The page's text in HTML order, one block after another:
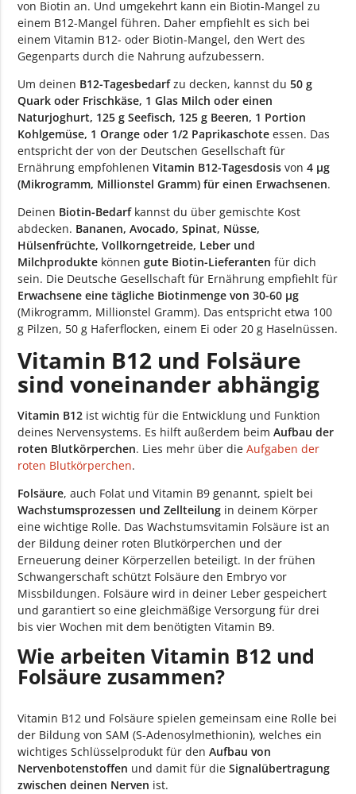
von Biotin an. Und umgekehrt kann ein Biotin-Mangel zu
einem B12-Mangel führen. Daher empfiehlt es sich bei
einem Vitamin B12- oder Biotin-Mangel, den Wert des
Gegenparts durch die Nahrung aufzubessern.
Um deinen B12-Tagesbedarfzu decken, kannst du50 g
Quark oder Frischkäse, 1 Glas Milch oder einen
Naturjoghurt, 125 g Seefisch, 125 g Beeren, 1 Portion
Kohlgemüse, 1 Orange oder 1/2 Paprikaschote essen. Das
entspricht der von der Deutschen Gesellschaft für
Ernährung empfohlenenVitamin B12-Tagesdosis von4 µg
(Mikrogramm, Millionstel Gramm) für einen Erwachsenen.
Deinen Biotin-Bedarfkannst du über gemischte Kost
abdecken. Bananen, Avocado, Spinat, Nüsse,
Hülsenfrüchte, Vollkorngetreide, Leber und
Milchprodukte könnengute Biotin-Lieferanten für dich
sein. Die Deutsche Gesellschaft für Ernährung empfiehlt für
Erwachsene eine tägliche Biotinmenge von 30-60 µg
(Mikrogramm, Millionstel Gramm). Das entspricht etwa 100
g Pilzen, 50 g Haferflocken, einem Ei oder 20 g Haselnüssen.
Vitamin B12 und Folsäure
sind voneinander abhängig
Vitamin B12 ist wichtig für die Entwicklung und Funktion
deines Nervensystems. Es hilft außerdem beimAufbau der
roten Blutkörperchen. Lies mehr über dieAufgaben der
roten Blutkörperchen.
Folsäure, auch Folat und Vitamin B9 genannt, spielt bei
Wachstumsprozessen und Zellteilung in deinem Körper
eine wichtige Rolle. Das Wachstumsvitamin Folsäure ist an
der Bildung deiner roten Blutkörperchen und der
Erneuerung deiner Körperzellen beteiligt. In der frühen
Schwangerschaft schützt Folsäure den Embryo vor
Missbildungen. Folsäure wird in deiner Leber gespeichert
und garantiert so eine gleichmäßige Versorgung für drei
bis vier Wochen mit dem benötigten Vitamin B9.
Wie arbeiten Vitamin B12 und
Folsäure zusammen?
Vitamin B12 und Folsäure spielen gemeinsam eine Rolle bei
der Bildung von SAM (S-Adenosylmethionin), welches ein
wichtiges Schlüsselprodukt für denAufbau von
Nervenbotenstoffen und damit für dieSignalübertragung
zwischen deinen Nerven ist.